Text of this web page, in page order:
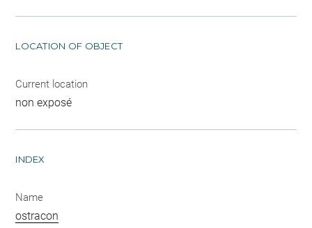
LOCATION OF OBJECT
Current location
non exposé
INDEX
Name
ostracon